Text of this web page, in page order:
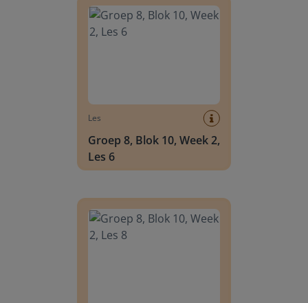
Les
Groep 8, Blok 10, Week 2,
Les 6